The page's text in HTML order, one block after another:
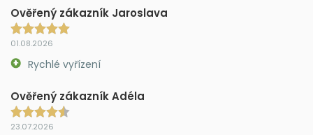
Ověřený zákazník Jaroslava
01.08.2026
Rychlé vyřízení
Ověřený zákazník Adéla
23.07.2026